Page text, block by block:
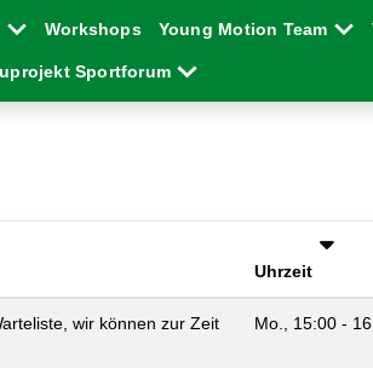
Workshops Young Motion Team
Sportforum
Uhrzeit
wir können zur Zeit
Mo., 15:00 -